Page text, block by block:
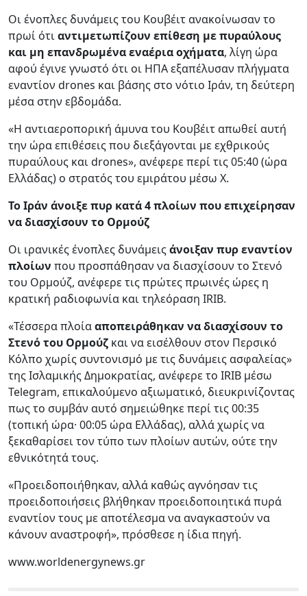
Οι ένοπλες δυνάμεις του Κουβέιτ ανακοίνωσαν το
πρωί ότιαντιμετωπίζουν επίθεση με πυραύλους
και μη επανδρωμένα εναέρια οχήματα, λίγη ώρα
αφού έγινε γνωστό ότι οι ΗΠΑ εξαπέλυσαν πλήγματα
εναντίον drones και βάσης στο νότιο Ιράν, τη δεύτερη
μέσα στην εβδομάδα.
«Η αντιαεροπορική άμυνα του Κουβέιτ απωθεί αυτή
την ώρα επιθέσεις που διεξάγονται με εχθρικούς
πυραύλους και drones», ανέφερε περί τις 05:40 (ώρα
Ελλάδας) ο στρατός του εμιράτου μέσω X.
Το Ιράν άνοιξε πυρ κατά 4 πλοίων που επιχείρησαν
να διασχίσουν το Ορμούζ
Οι ιρανικές ένοπλες δυνάμειςάνοιξαν πυρ εναντίον
πλοίων που προσπάθησαν να διασχίσουν το Στενό
του Ορμούζ, ανέφερε τις πρώτες πρωινές ώρες η
κρατική ραδιοφωνία και τηλεόραση IRIB.
«Τέσσερα πλοίααποπειράθηκαν να διασχίσουν το
Στενό του Ορμούζ και να εισέλθουν στον Περσικό
Κόλπο χωρίς συντονισμό με τις δυνάμεις ασφαλείας»
της Ισλαμικής Δημοκρατίας, ανέφερε το IRIB μέσω
Telegram, επικαλούμενο αξιωματικό, διευκρινίζοντας
πως το συμβάν αυτό σημειώθηκε περί τις 00:35
(τοπική ώρα· 00:05 ώρα Ελλάδας), αλλά χωρίς να
ξεκαθαρίσει τον τύπο των πλοίων αυτών, ούτε την
εθνικότητά τους.
«Προειδοποιήθηκαν, αλλά καθώς αγνόησαν τις
προειδοποιήσεις βλήθηκαν προειδοποιητικά πυρά
εναντίον τους με αποτέλεσμα να αναγκαστούν να
κάνουν αναστροφή», πρόσθεσε η ίδια πηγή.
www.worldenergynews.gr